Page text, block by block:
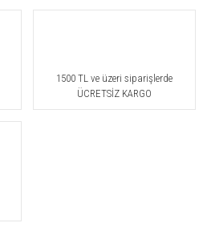
1500 TL ve üzeri siparişlerde
ÜCRETSİZ KARGO